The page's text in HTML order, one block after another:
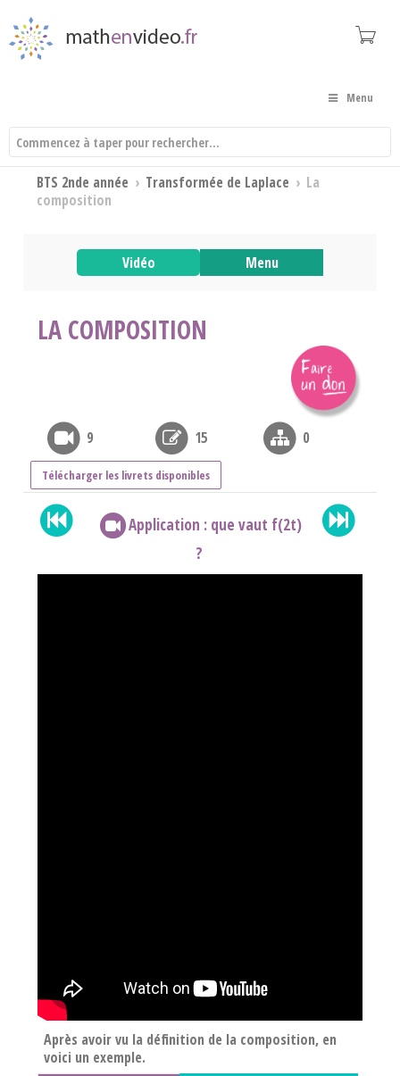
Menu
BTS 2nde année › Transformée de Laplace › La
composition
Vidéo Menu
LA COMPOSITION
9 15 0
Télécharger les livrets disponibles
Application : que vaut f(2t)
?
Après avoir vu la définition de la composition, en
voici un exemple.